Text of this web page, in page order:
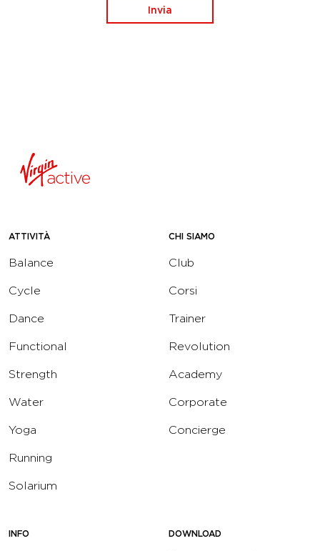
Invia
ATTIVITÀ
Balance
Cycle
Dance
Functional
Strength
Water
Yoga
Running
Solarium
CHI SIAMO
Club
Corsi
Trainer
Revolution
Academy
Corporate
Concierge
INFO DOWNLOAD